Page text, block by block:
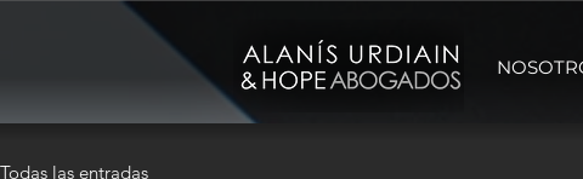
Todas las entradas